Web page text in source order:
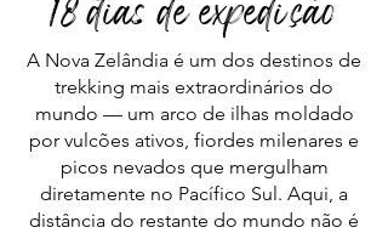
18 dias de expedição
A Nova Zelândia é um dos destinos de
trekking mais extraordinários do
mundo — um arco de ilhas moldado
por vulcões ativos, fiordes milenares e
picos nevados que mergulham
diretamente no Pacífico Sul. Aqui, a
distância do restante do mundo não é